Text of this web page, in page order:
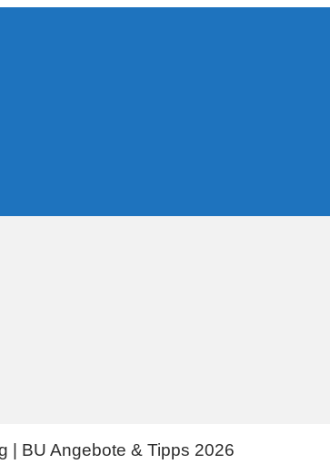
| BU Angebote & Tipps 2026